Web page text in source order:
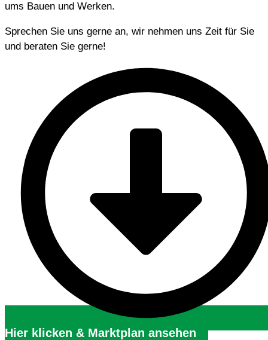
ums Bauen und Werken.
Sprechen Sie uns gerne an, wir nehmen uns Zeit für Sie
und beraten Sie gerne!
Hier klicken & Marktplan ansehen